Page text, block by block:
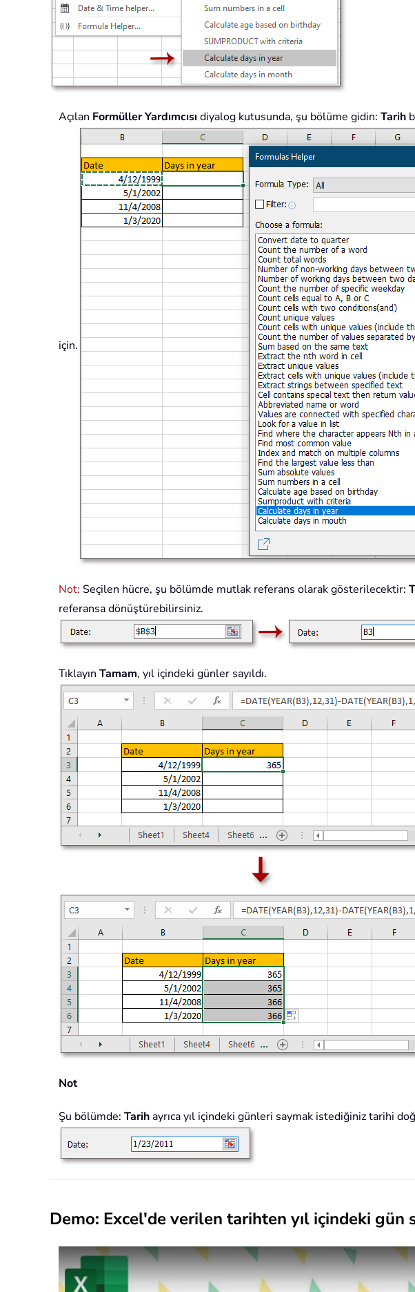
Açılan Formüller Yardımcısı diyalog kutusunda, şu bölüme gidin: Tarih
için.
Not: Seçilen hücre, şu bölümde mutlak referans olarak gösterilecektir:
referansa dönüştürebilirsiniz.
Tıklayın Tamam, yıl içindeki günler sayıldı.
Not
Şu bölümde: Tarihayrıca yıl içindeki günleri saymak istediğiniz tarihi
Demo: Excel'de verilen tarihten yıl içindeki gün